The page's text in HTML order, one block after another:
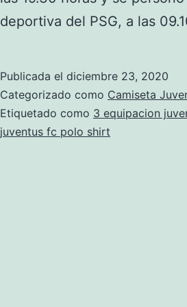
deportiva del PSG, a las
Publicada el diciembre 23, 2020
Categorizado como Camiseta
Etiquetado como 3 equipacion
juventus fc polo shirt